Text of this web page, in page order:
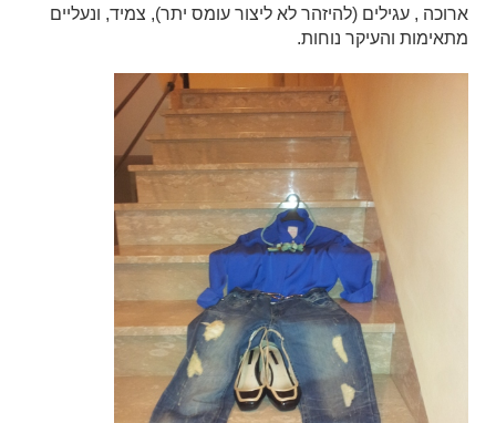
ארוכה , עגילים (להיזהר לא ליצור עומס יתר), צמיד, ונעליים
מתאימות והעיקר נוחות.